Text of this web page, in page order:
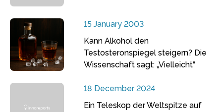
15 January 2003
Kann Alkohol den
Testosteronspiegel steigern? Die
Wissenschaft sagt: „Vielleicht“
18 December 2024
Ein Teleskop der Weltspitze auf